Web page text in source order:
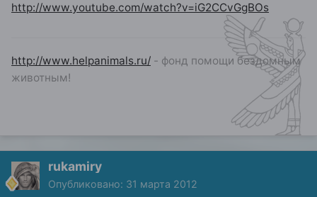
http://www.youtube.com/watch?v=iG2CCvGgBOs
http://www.helpanimals.ru/ - фонд помощи бездомным
животным!
rukamiry
Опубликовано: 31 марта 2012